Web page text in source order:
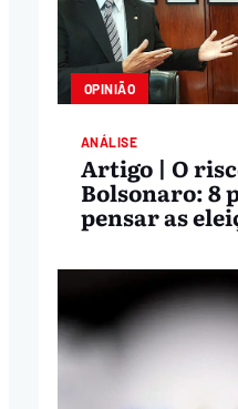
OPINIÃO
ANÁLISE
Artigo | O
Bolsonaro: 8
pensar as